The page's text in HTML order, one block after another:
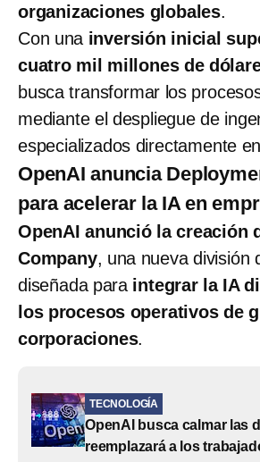
organizaciones globales.
Con una inversión inicial
cuatro mil millones de
busca transformar los
mediante el despliegue de
especializados directamente
OpenAI anuncia
para acelerar la IA en
OpenAI anunció la creación
Company, una nueva división
diseñada para integrar la IA
los procesos operativos de
corporaciones.
TECNOLOGÍA
OpenAI busca calmar las
reemplazará a los